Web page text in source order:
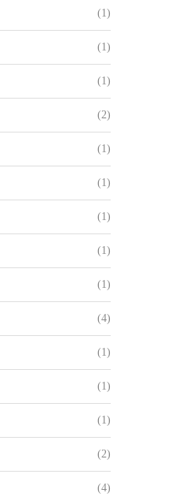
(1)
(1)
(1)
(2)
(1)
(1)
(1)
(1)
(1)
(4)
(1)
(1)
(1)
(2)
(4)